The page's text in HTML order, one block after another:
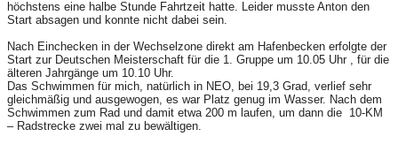
höchstens eine halbe Stunde Fahrtzeit hatte. Leider musste Anton den
Start absagen und konnte nicht dabei sein.
Nach Einchecken in der Wechselzone direkt am Hafenbecken erfolgte der
Start zur Deutschen Meisterschaft für die 1. Gruppe um 10.05 Uhr , für die
älteren Jahrgänge um 10.10 Uhr.
Das Schwimmen für mich, natürlich in NEO, bei 19,3 Grad, verlief sehr
gleichmäßig und ausgewogen, es war Platz genug im Wasser. Nach dem
Schwimmen zum Rad und damit etwa 200 m laufen, um dann die 10-KM
– Radstrecke zwei mal zu bewältigen.